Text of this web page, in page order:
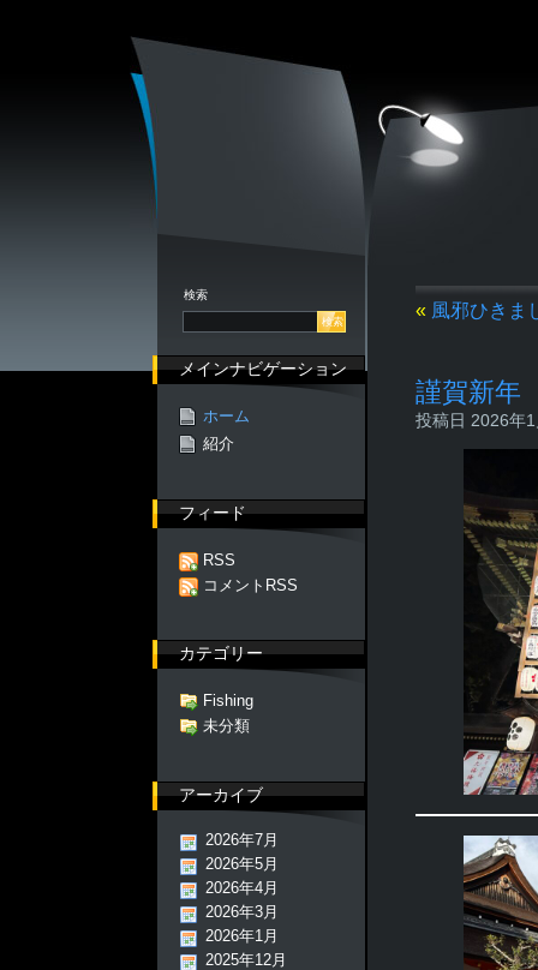
« 風邪ひきま
謹賀新年
投稿日 2026年
検索
メインナビゲーション
ホーム
紹介
フィード
RSS
コメントRSS
カテゴリー
Fishing
未分類
アーカイブ
2026年7月
2026年5月
2026年4月
2026年3月
2026年1月
2025年12月